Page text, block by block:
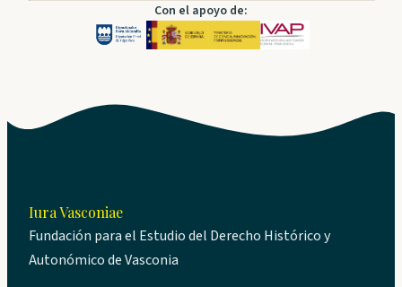
Con el apoyo de:
Iura Vasconiae
Fundación para el Estudio del Derecho Histórico y
Autonómico de Vasconia